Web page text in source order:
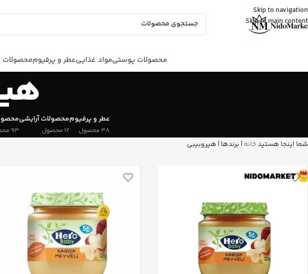
Skip to navigation
Skip to main content
محصولات پوستیمواد غذاییعطر و پرفیوممحصولات
عطر و پرفیوم
38 محصول
محصولات آرایشی
12 محصول 93 محصول
شما اینجا هستیدخانه| برندها| هیروبیبی
عمراناز رشت
شیرخشک پدیاشور وانیلی رو خرید کرد